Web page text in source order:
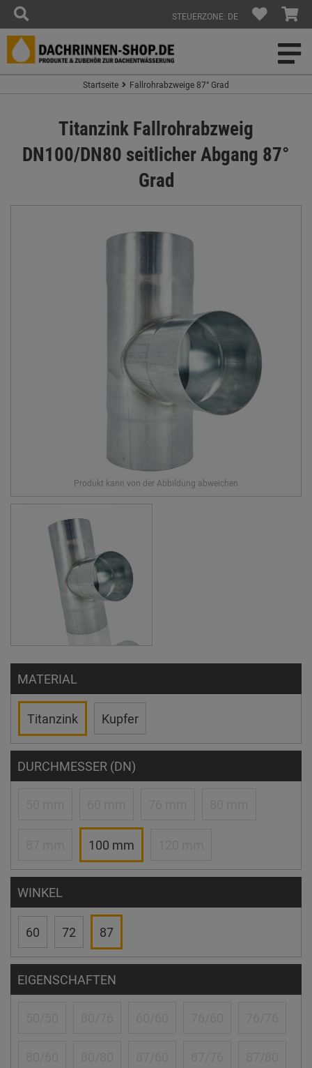
STEUERZONE: DE
Startseite Fallrohrabzweige 87° Grad
Titanzink Fallrohrabzweig
DN100/DN80 seitlicher Abgang 87°
Grad
MATERIAL
Titanzink Kupfer
DURCHMESSER (DN)
100 mm
WINKEL
60 72 87
EIGENSCHAFTEN